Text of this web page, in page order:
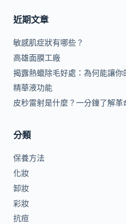
近期文章
敏感肌症狀有哪些？
高雄面膜工廠
揭露熱蠟除毛好處：為何能讓
精華液功能
皮秒雷射是什麼？一分鐘了解
分類
保養方法
化妝
卸妝
彩妝
抗痘